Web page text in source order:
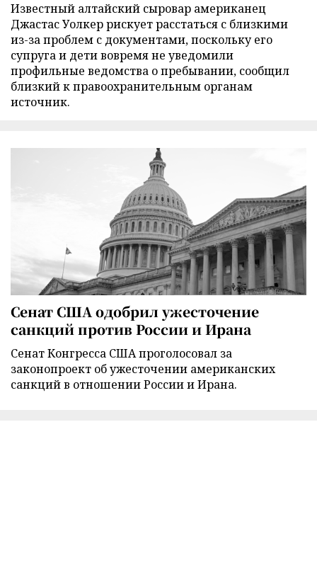
Известный алтайский сыровар американец
Джастас Уолкер рискует расстаться с близкими
из-за проблем с документами, поскольку его
супруга и дети вовремя не уведомили
профильные ведомства о пребывании, сообщил
близкий к правоохранительным органам
источник.
Сенат США одобрил ужесточение
санкций против России и Ирана
Сенат Конгресса США проголосовал за
законопроект об ужесточении американских
санкций в отношении России и Ирана.